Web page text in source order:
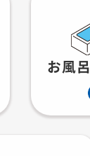
お風呂